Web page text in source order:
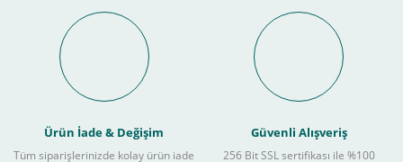
Ürün İade & Değişim
Tüm siparişlerinizde kolay ürün iade
Güvenli Alışveriş
256 Bit SSL sertifikası ile %100